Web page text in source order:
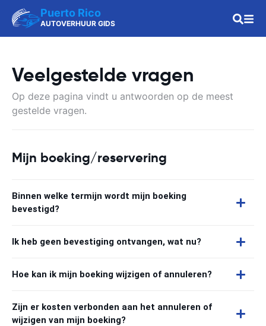
Puerto Rico
AUTOVERHUUR GIDS
Veelgestelde vragen
Op deze pagina vindt u antwoorden op de meest
gestelde vragen.
Mijn boeking/reservering
Binnen welke termijn wordt mijn boeking
bevestigd?
Ik heb geen bevestiging ontvangen, wat nu?
Hoe kan ik mijn boeking wijzigen of annuleren?
Zijn er kosten verbonden aan het annuleren of
wijzigen van mijn boeking?